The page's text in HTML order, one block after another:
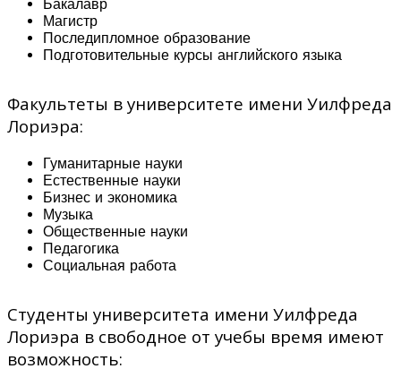
Бакалавр
Магистр
Последипломное образование
Подготовительные курсы английского языка
Факультеты в университете имени Уилфреда
Лориэра:
Гуманитарные науки
Естественные науки
Бизнес и экономика
Музыка
Общественные науки
Педагогика
Социальная работа
Студенты университета имени Уилфреда
Лориэра в свободное от учебы время имеют
возможность: